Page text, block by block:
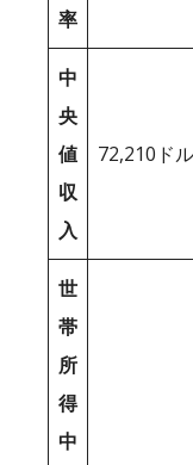
率
中
央
値
収
入
72,210ドル
世
帯
所
得
中